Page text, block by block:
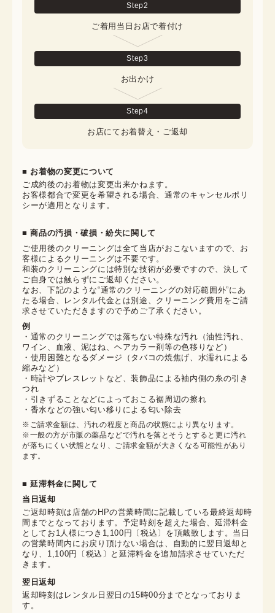
Step2
ご着用当日お店で着付け
Step3
お出かけ
Step4
お店にてお着替え・ご返却
■ お着物の変更について
ご成約後のお着物は変更出来かねます。
お客様都合で変更を希望される場合、通常のキャンセルポリ
シーが適用となります。
■ 商品の汚損・破損・紛失に関して
ご使用後のクリーニングは全て当店がおこないますので、お
客様によるクリーニングは不要です。
和装のクリーニングには特別な技術が必要ですので、決して
ご自身では触らずにご返却ください。
なお、下記のような“通常のクリーニングの対応範囲外”にあ
たる場合、レンタル代金とは別途、クリーニング費用をご請
求させていただきますので予めご了承ください。
例
・通常のクリーニングでは落ちない特殊な汚れ（油性汚れ、
ワイン、血液、泥はね、ヘアカラー剤等の色移りなど）
・使用困難となるダメージ（タバコの焼焦げ、水濡れによる
縮みなど）
・時計やブレスレットなど、装飾品による袖内側の糸の引き
つれ
・引きずることなどによっておこる裾周辺の擦れ
・香水などの強い匂い移りによる匂い除去
※ご請求金額は、汚れの程度と商品の状態により異なります。
※一般の方が市販の薬品などで汚れを落とそうとすると更に汚れ
が落ちにくい状態となり、ご請求金額が大きくなる可能性があり
ます。
■ 延滞料金に関して
当日返却
ご返却時刻は店舗のHPの営業時間に記載している最終返却時
間までとなっております。予定時刻を超えた場合、延滞料金
としてお1人様につき1,100円〔税込〕を頂戴致します。当日
の営業時間内にお戻り頂けない場合は、自動的に翌日返却と
なり、1,100円〔税込〕と延滞料金を追加請求させていただ
きます。
翌日返却
返却時刻はレンタル日翌日の15時00分までとなっておりま
す。